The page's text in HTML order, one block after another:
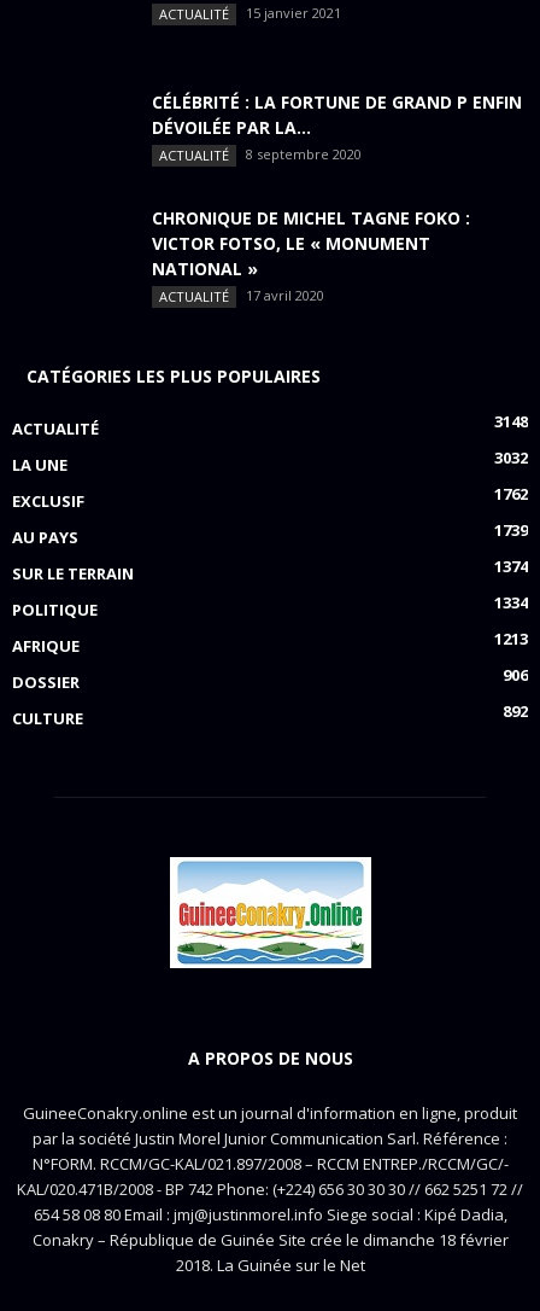
ACTUALITÉ 15 janvier 2021
CÉLÉBRITÉ : LA FORTUNE DE GRAND P ENFIN
DÉVOILÉE PAR LA...
ACTUALITÉ 8 septembre 2020
CHRONIQUE DE MICHEL TAGNE FOKO :
VICTOR FOTSO, LE « MONUMENT
NATIONAL »
ACTUALITÉ 17 avril 2020
CATÉGORIES LES PLUS POPULAIRES
ACTUALITÉ
3148
LA UNE
3032
EXCLUSIF
1762
AU PAYS
1739
SUR LE TERRAIN
1374
POLITIQUE
1334
AFRIQUE
1213
DOSSIER
906
CULTURE
892
A PROPOS DE NOUS
GuineeConakry.online est un journal d'information en ligne, produit
par la société Justin Morel Junior Communication Sarl. Référence :
N°FORM. RCCM/GC-KAL/021.897/2008 – RCCM ENTREP./RCCM/GC/-
KAL/020.471B/2008 - BP 742 Phone: (+224) 656 30 30 30 // 662 5251 72 //
654 58 08 80 Email : jmj@justinmorel.info Siege social : Kipé Dadia,
Conakry – République de Guinée Site crée le dimanche 18 février
2018. La Guinée sur le Net